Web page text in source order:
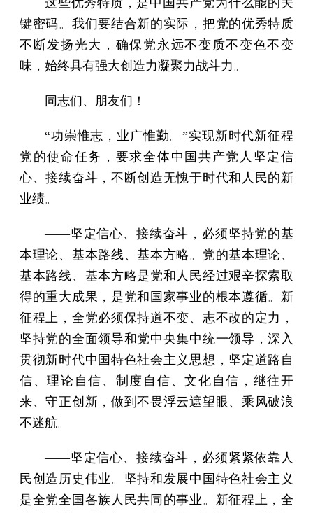
这些优秀特质，是中国共产党为什么能的关
键密码。我们要结合新的实际，把党的优秀特质
不断发扬光大，确保党永远不变质不变色不变
味，始终具有强大创造力凝聚力战斗力。
同志们、朋友们！
“功崇惟志，业广惟勤。”实现新时代新征程
党的使命任务，要求全体中国共产党人坚定信
心、接续奋斗，不断创造无愧于时代和人民的新
业绩。
——坚定信心、接续奋斗，必须坚持党的基
本理论、基本路线、基本方略。党的基本理论、
基本路线、基本方略是党和人民经过艰辛探索取
得的重大成果，是党和国家事业的根本遵循。新
征程上，全党必须保持道不变、志不改的定力，
坚持党的全面领导和党中央集中统一领导，深入
贯彻新时代中国特色社会主义思想，坚定道路自
信、理论自信、制度自信、文化自信，继往开
来、守正创新，做到不畏浮云遮望眼、乘风破浪
不迷航。
——坚定信心、接续奋斗，必须紧紧依靠人
民创造历史伟业。坚持和发展中国特色社会主义
是全党全国各族人民共同的事业。新征程上，全